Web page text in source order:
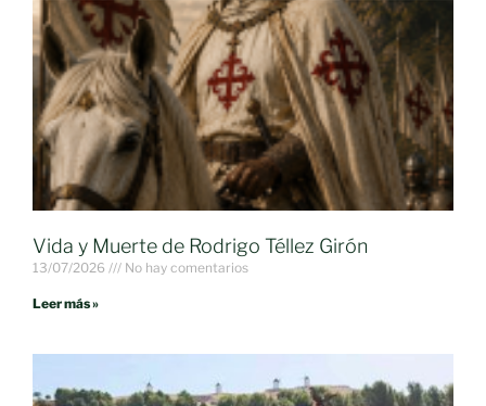
Vida y Muerte de Rodrigo Téllez Girón
13/07/2026 No hay comentarios
Leer más »